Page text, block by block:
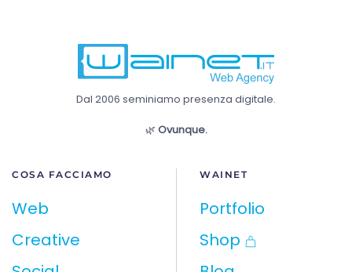
Dal 2006 seminiamo presenza digitale.
🌿 Ovunque.
COSA FACCIAMO
Web
Creative
WAINET
Portfolio
Shop